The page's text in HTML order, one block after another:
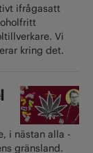
ifrågasatt
Vi
kring det.
i nästan alla
gränsland.